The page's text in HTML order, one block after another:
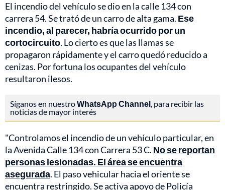
El incendio del vehículo se dio en la calle 134 con
carrera 54. Se trató de un carro de alta gama. Ese
incendio, al parecer, habría ocurrido por un
cortocircuito. Lo cierto es que las llamas se
propagaron rápidamente y el carro quedó reducido a
cenizas. Por fortuna los ocupantes del vehículo
resultaron ilesos.
Síganos en nuestroWhatsApp Channel, para recibir las
noticias de mayor interés
"Controlamos el incendio de un vehículo particular, en
la Avenida Calle 134 con Carrera 53 C. No se reportan
personas lesionadas. El área se encuentra
asegurada. El paso vehicular hacia el oriente se
encuentra restringido. Se activa apoyo de Policía